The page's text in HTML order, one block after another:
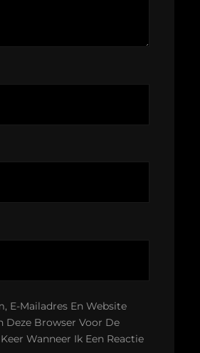
E-Mailadres En Website
Deze Browser Voor De
Wanneer Ik Een Reactie